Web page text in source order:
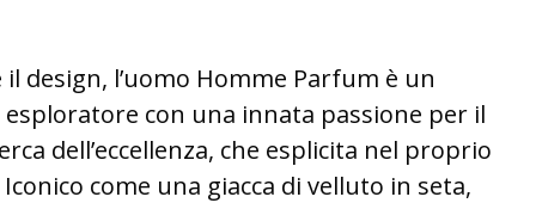
il design, l’uomo Homme Parfum è un
con una innata passione per il
dell’eccellenza, che esplicita nel proprio
come una giacca di velluto in seta,